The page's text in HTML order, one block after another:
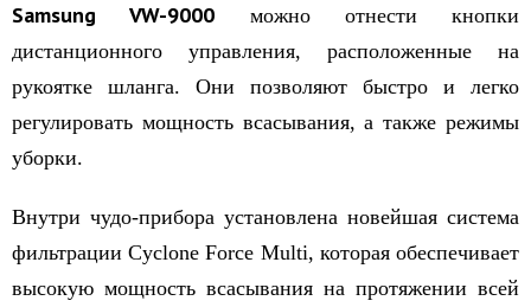
Samsung VW-9000 можно отнести кнопки
дистанционного управления, расположенные на
рукоятке шланга. Они позволяют быстро и легко
регулировать мощность всасывания, а также режимы
уборки.
Внутри чудо-прибора установлена новейшая система
фильтрации Cyclone Force Multi, которая обеспечивает
высокую мощность всасывания на протяжении всей